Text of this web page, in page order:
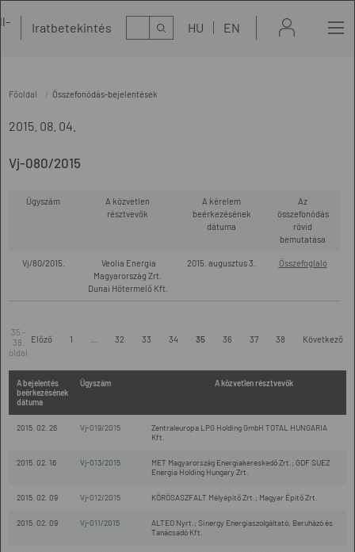
Iratbetekintés Kereső HU EN
Főoldal Összefonódás-bejelentések
2015. 08. 04.
Vj-080/2015
Ügyszám
A közvetlen
résztvevők
A kérelem
beérkezésének
dátuma
Az
összefonódás
rövid
bemutatása
Vj/80/2015.
Veolia Energia
Magyarország Zrt.
Dunai Hőtermelő Kft.
2015. augusztus 3. Összefoglaló
35 -
38.
oldal
Előző 1 32 33 34 35 36 37 38 Következő
A bejelentés
beérkezésének
dátuma
Ügyszám A közvetlen résztvevők
2015. 02. 26 Vj-019/2015
Zentraleuropa LPG Holding GmbH TOTAL HUNGARIA
Kft.
2015. 02. 16 Vj-013/2015
MET Magyarország Energiakereskedő Zrt.; GDF SUEZ
Energia Holding Hungary Zrt.
2015. 02. 09 Vj-012/2015 KÖRÖSASZFALT Mélyépítő Zrt.; Magyar Építő Zrt.
2015. 02. 09 Vj-011/2015
ALTEO Nyrt.; Sinergy Energiaszolgáltató, Beruházó és
Tanácsadó Kft.